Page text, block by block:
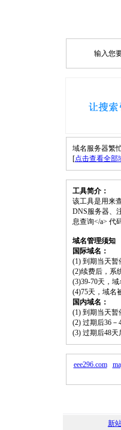
输入您
域名服务器繁
[点击查看全部
工具简介：
该工具是用来
DNS服务器、
息查询</a> 代
域名管理须知
国际域名：
(1) 到期当天
(2)续费后，系
(3)39-70天，
(4)75天，域名
国内域名：
(1) 到期当天
(2) 过期后36
(3) 过期后48
eee296.com
新